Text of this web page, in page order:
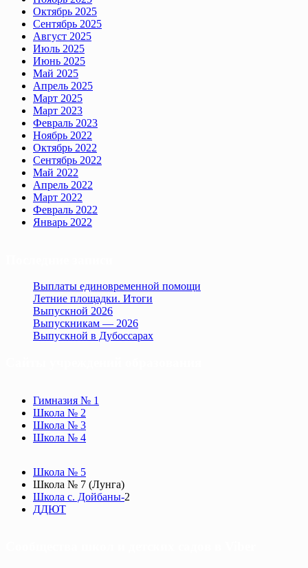
Октябрь 2025
Сентябрь 2025
Август 2025
Июль 2025
Июнь 2025
Май 2025
Апрель 2025
Март 2025
Март 2023
Февраль 2023
Ноябрь 2022
Октябрь 2022
Сентябрь 2022
Май 2022
Апрель 2022
Март 2022
Февраль 2022
Январь 2022
Выплаты единовременной помощи
Летние площадки. Итоги
Выпускной 2026
Выпускникам — 2026
Выпускной в Дубоссарах
Гимназия № 1
Школа № 2
Школа № 3
Школа № 4
Школа № 5
Школа № 7 (Лунга)
Школа с. Дойбаны-2
ДДЮТ